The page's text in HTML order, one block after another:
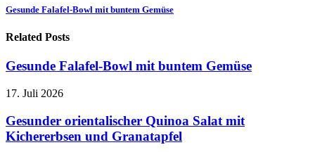
Gesunde Falafel-Bowl mit buntem Gemüse
Related Posts
Gesunde Falafel-Bowl mit buntem Gemüse
17. Juli 2026
Gesunder orientalischer Quinoa Salat mit
Kichererbsen und Granatapfel